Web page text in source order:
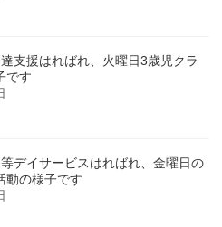
支援はればれ、火曜日3歳児クラ
です
デイサービスはればれ、金曜日の
動の様子です